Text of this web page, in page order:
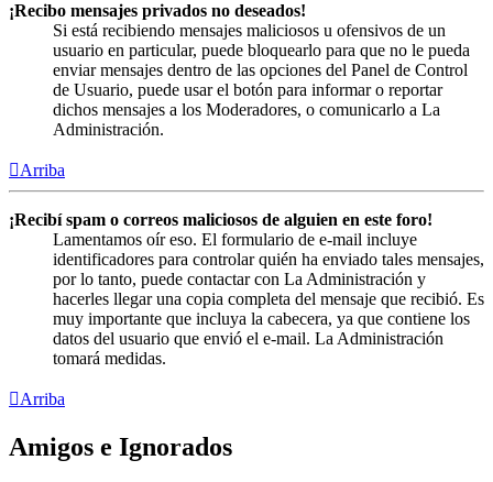
¡Recibo mensajes privados no deseados!
Si está recibiendo mensajes maliciosos u ofensivos de un
usuario en particular, puede bloquearlo para que no le pueda
enviar mensajes dentro de las opciones del Panel de Control
de Usuario, puede usar el botón para informar o reportar
dichos mensajes a los Moderadores, o comunicarlo a La
Administración.
Arriba
¡Recibí spam o correos maliciosos de alguien en este foro!
Lamentamos oír eso. El formulario de e-mail incluye
identificadores para controlar quién ha enviado tales mensajes,
por lo tanto, puede contactar con La Administración y
hacerles llegar una copia completa del mensaje que recibió. Es
muy importante que incluya la cabecera, ya que contiene los
datos del usuario que envió el e-mail. La Administración
tomará medidas.
Arriba
Amigos e Ignorados